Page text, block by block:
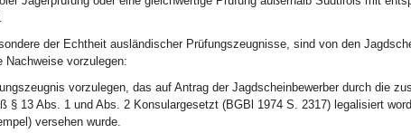
der Echtheit ausländischer Prüfungszeugnisse, sind von den
Nachweise vorzulegen:
vorzulegen, das auf Antrag der Jagdscheinbewerber durch die
§ 13 Abs. 1 und Abs. 2 Konsulargesetzt (BGBl 1974 S. 2317) legalisiert
versehen wurde.